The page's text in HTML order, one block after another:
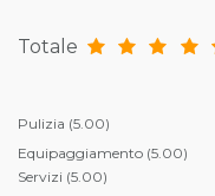
Totale
Pulizia (5.00)
Equipaggiamento (5.00)
Servizi (5.00)